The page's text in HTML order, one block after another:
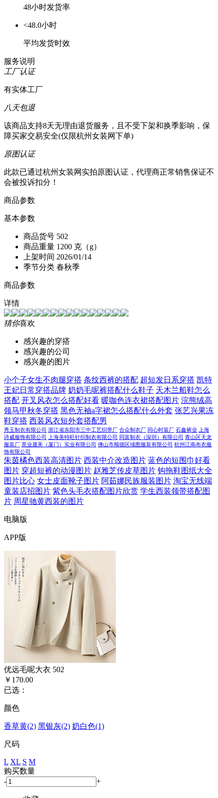
48小时发货率
<48.0小时
平均发货时效
服务说明
工厂认证
有实体工厂
八天包退
该商品支持8天无理由退货服务，且不受下架和换季影响，保
障买家交易安全(仅限杭州女装网下单)
原图认证
此款已通过杭州女装网实拍原图认证，代理商正常销售保证不
会被投诉扣分！
商品参数
基本参数
商品货号 502
商品重量 1200 克（g）
上架时间 2026/01/14
季节分类 春秋季
商品参数
详情
猜你喜欢
感兴趣的穿搭
感兴趣的公司
感兴趣的图片
小个子女生不肉腿穿搭 条纹西裤的搭配 超短发日系穿搭 凯特
王妃日常穿搭品牌 奶奶毛呢裤搭配什么鞋子 天木兰船鞋怎么
搭配 开叉风衣怎么搭配好看 暖咖色连衣裙搭配图片 浣熊绒高
领马甲秋冬穿搭 黑色无袖a字裙怎么搭配什么外套 张艺兴果冻
鞋穿搭 西装风衣短外套搭配男
秀玉制衣有限公司 浙江省东阳市三中工艺织带厂 合众制衣厂 同心时装厂 石鑫裤业
上海
诗威服饰有限公司
上海美特旺针织制衣有限公司 同富制衣（深圳）有限公司 青山区天龙
服装厂 景业晟美（厦门）实业有限公司 佛山市顺德区域图服装有限公司 杭州江南布衣服
饰有限公司
朱茵橘色西装高清图片 西装中介改造图片 蓝色的短围巾好看
图片 穿超短裤的动漫图片 赵雅芝传皮草图片 钩拖鞋图纸大全
图片比心 女士皮面靴子图片 阿茹娜民族服装图片 淘宝无线端
童装店招图片 紫色头毛衣搭配图片欣赏 学生西装领带搭配图
片 周星驰黄西装的图片
电脑版
APP版
优远毛呢大衣 502
￥170.00
已选：
颜色
香草黄(2) 黑银灰(2) 奶白色(1)
尺码
L XL S M
购买数量
-
+